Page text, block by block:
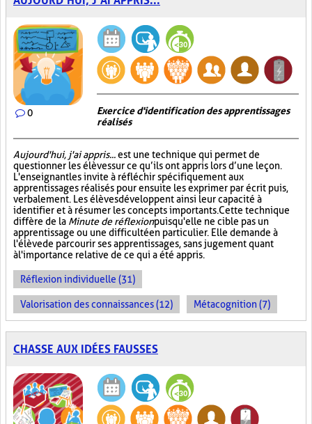
0
Exercice d'identification des apprentissages
réalisés
Aujourd'hui, j'ai appris...est une technique qui permet de
questionner les élèves sur ce qu’ils ont appris lors d’une leçon.
L'enseignant les invite à réfléchir spécifiquement aux
apprentissages réalisés pour ensuite les exprimer par écrit puis,
verbalement. Les élèves développent ainsi leur capacité à
identifier et à résumer les concepts importants. Cette technique
diffère de la Minute de réflexionpuisqu'elle ne cible pas un
apprentissage ou une difficulté en particulier. Elle demande à
l'élève de parcourir ses apprentissages, sans jugement quant
à l'importance relative de ce qui a été appris.
Réflexion individuelle (31)
Valorisation des connaissances (12) Métacognition (7)
CHASSE AUX IDÉES FAUSSES